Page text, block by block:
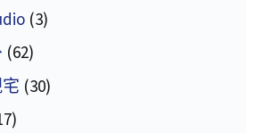
(3)
(62)
(30)